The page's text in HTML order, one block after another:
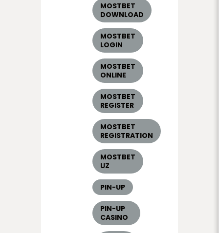
MOSTBET
DOWNLOAD
MOSTBET
LOGIN
MOSTBET
ONLINE
MOSTBET
REGISTER
MOSTBET
REGISTRATION
MOSTBET
UZ
PIN-UP
PIN-UP
CASINO